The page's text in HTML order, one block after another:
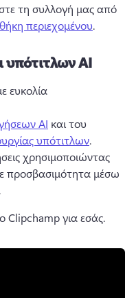
τη συλλογή μας από
περιεχομένου.
υπότιτλων AI
ευκολία
AI και του
υπότιτλων
χρησιμοποιώντας
προσβασιμότητα μέσω
Clipchamp για εσάς.